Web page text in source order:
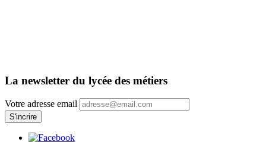
La newsletter du lycée des métiers
Votre adresse email